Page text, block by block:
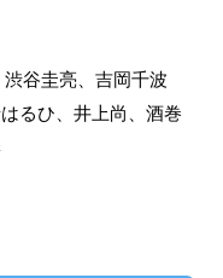
渋谷圭亮、吉岡千波
るひ、井上尚、酒巻